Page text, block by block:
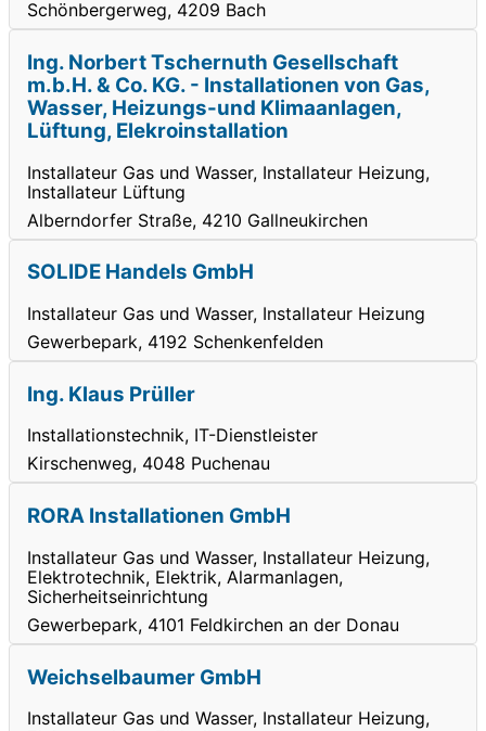
Schönbergerweg, 4209 Bach
Ing. Norbert Tschernuth Gesellschaft
m.b.H. & Co. KG. - Installationen von Gas,
Wasser, Heizungs-und Klimaanlagen,
Lüftung, Elekroinstallation
Installateur Gas und Wasser, Installateur Heizung,
Installateur Lüftung
Alberndorfer Straße, 4210 Gallneukirchen
SOLIDE Handels GmbH
Installateur Gas und Wasser, Installateur Heizung
Gewerbepark, 4192 Schenkenfelden
Ing. Klaus Prüller
Installationstechnik, IT-Dienstleister
Kirschenweg, 4048 Puchenau
RORA Installationen GmbH
Installateur Gas und Wasser, Installateur Heizung,
Elektrotechnik, Elektrik, Alarmanlagen,
Sicherheitseinrichtung
Gewerbepark, 4101 Feldkirchen an der Donau
Weichselbaumer GmbH
Installateur Gas und Wasser, Installateur Heizung,